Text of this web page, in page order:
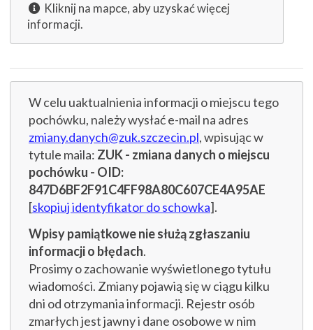
Kliknij na mapce, aby uzyskać więcej
informacji.
W celu uaktualnienia informacji o miejscu tego
pochówku, należy wysłać e-mail na adres
zmiany.danych@zuk.szczecin.pl, wpisując w
tytule maila: ZUK - zmiana danych o miejscu
pochówku - OID:
847D6BF2F91C4FF98A80C607CE4A95AE
[skopiuj identyfikator do schowka].
Wpisy pamiątkowe nie służą zgłaszaniu
informacji o błędach.
Prosimy o zachowanie wyświetlonego tytułu
wiadomości. Zmiany pojawią się w ciągu kilku
dni od otrzymania informacji. Rejestr osób
zmarłych jest jawny i dane osobowe w nim